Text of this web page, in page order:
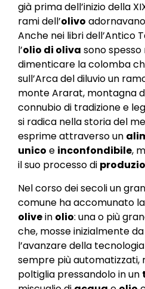
già prima dell’inizio della
rami dell’olivo
Anche nei libri dell’Antico
l’olio di oliva sono
dimenticare la colomba
sull’Arca del diluvio un
monte Ararat, montagna
connubio di tradizione e
si radica nella storia del
esprime attraverso un
unico e inconfondibile,
il suo processo di
Nel corso dei secoli un
comune ha accomunato
olivein olio: una o più
che, mosse inizialmente
l’avanzare della
sempre più automatizzati,
poltiglia pressandolo in un